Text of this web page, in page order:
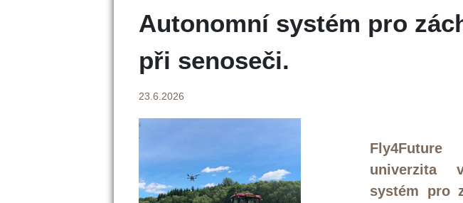
Autonomní systém pro
při senoseči.
23.6.2026
univerzita
ystém pro